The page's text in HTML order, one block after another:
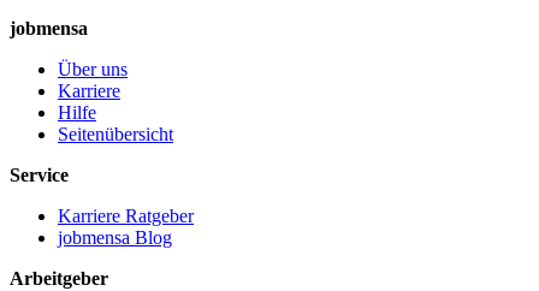
jobmensa
Über uns
Karriere
Hilfe
Seitenübersicht
Service
Karriere Ratgeber
jobmensa Blog
Arbeitgeber